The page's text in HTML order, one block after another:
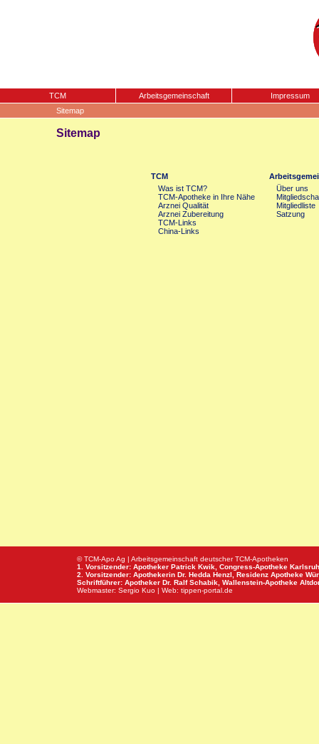
TCM Arbeitsgemeinschaft
Impressum
Sitemap
Sitemap
TCM
Was ist TCM?
TCM-Apotheke in Ihre Nähe
Arznei Qualität
Arznei Zubereitung
TCM-Links
China-Links
Über uns
Mitgliedliste
Satzung
© TCM-Apo Ag | Arbeitsgemeinschaft deutscher TCM-Apotheken
1. Vorsitzender: Apotheker Patrick Kwik, Congress-Apotheke
2. Vorsitzender: Apothekerin Dr. Hedda Henzl, Residenz Apotheke
Schriftführer: Apotheker Dr. Ralf Schabik, Wallenstein-Apotheke
Webmaster: Sergio Kuo | Web: tippen-portal.de